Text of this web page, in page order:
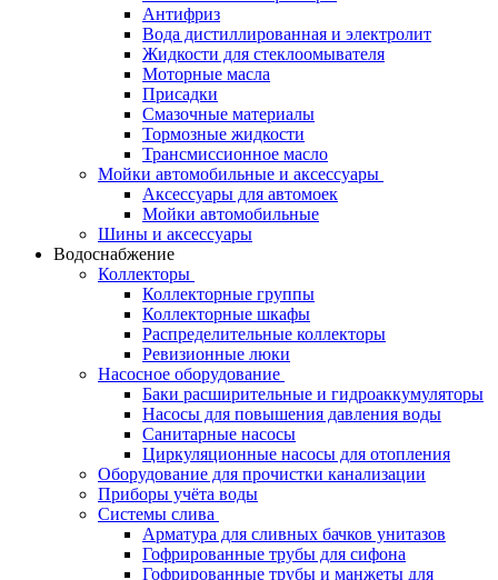
Антифриз
Вода дистиллированная и электролит
Жидкости для стеклоомывателя
Моторные масла
Присадки
Смазочные материалы
Тормозные жидкости
Трансмиссионное масло
Мойки автомобильные и аксессуары
Аксессуары для автомоек
Мойки автомобильные
Шины и аксессуары
Водоснабжение
Коллекторы
Коллекторные группы
Коллекторные шкафы
Распределительные коллекторы
Ревизионные люки
Насосное оборудование
Баки расширительные и гидроаккумуляторы
Насосы для повышения давления воды
Санитарные насосы
Циркуляционные насосы для отопления
Оборудование для прочистки канализации
Приборы учёта воды
Системы слива
Арматура для сливных бачков унитазов
Гофрированные трубы для сифона
Гофрированные трубы и манжеты для